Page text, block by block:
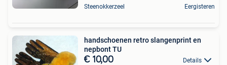
Steenokkerzeel Eergisteren
handschoenen retro slangenprint en
nepbont TU
€ 10,00 Details